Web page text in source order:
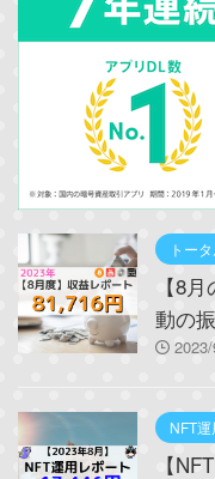
トー
【8
動の
NFT
【